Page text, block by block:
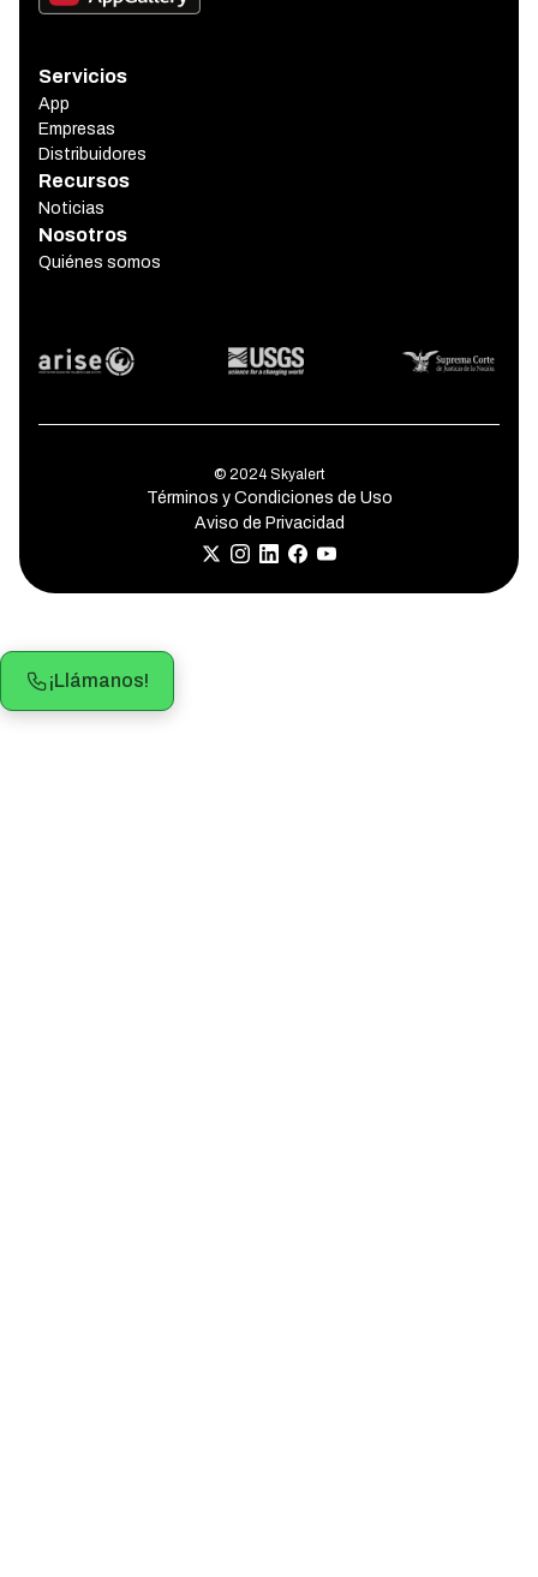
Servicios
App
Empresas
Distribuidores
Recursos
Noticias
Nosotros
Quiénes somos
© 2024 Skyalert
Términos y Condiciones de Uso
Aviso de Privacidad
¡Llámanos!